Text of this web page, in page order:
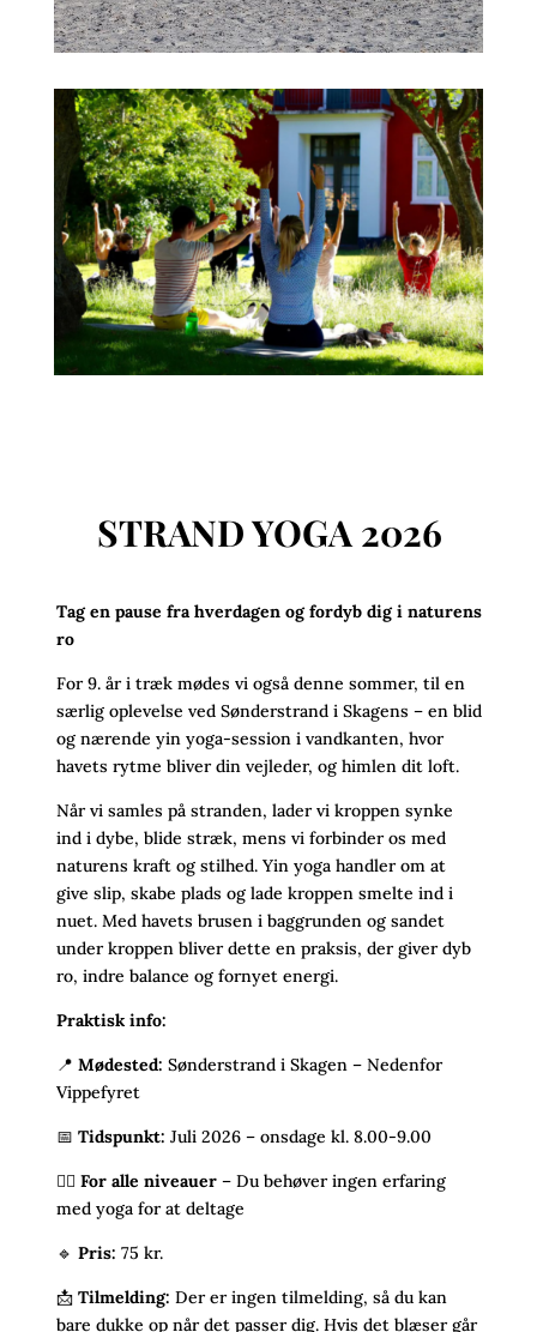
STRAND YOGA 2026
Tag en pause fra hverdagen og fordyb dig i naturens
ro
For 9. år i træk mødes vi også denne sommer, til en
særlig oplevelse ved Sønderstrand i Skagens – en blid
og nærende yin yoga-session i vandkanten, hvor
havets rytme bliver din vejleder, og himlen dit loft.
Når vi samles på stranden, lader vi kroppen synke
ind i dybe, blide stræk, mens vi forbinder os med
naturens kraft og stilhed. Yin yoga handler om at
give slip, skabe plads og lade kroppen smelte ind i
nuet. Med havets brusen i baggrunden og sandet
under kroppen bliver dette en praksis, der giver dyb
ro, indre balance og fornyet energi.
Praktisk info:
📍 Mødested: Sønderstrand i Skagen – Nedenfor
Vippefyret
📅 Tidspunkt: Juli 2026 – onsdage kl. 8.00-9.00
🧘‍♀️ For alle niveauer – Du behøver ingen erfaring
med yoga for at deltage
🔹 Pris: 75 kr.
📩 Tilmelding: Der er ingen tilmelding, så du kan
bare dukke op når det passer dig. Hvis det blæser går